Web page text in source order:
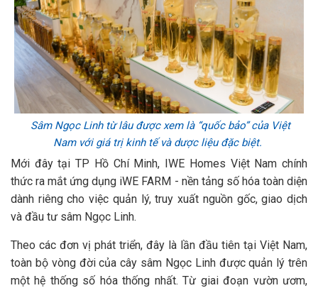
Sâm Ngọc Linh từ lâu được xem là “quốc bảo” của Việt
Nam với giá trị kinh tế và dược liệu đặc biệt.
Mới đây tại TP Hồ Chí Minh, IWE Homes Việt Nam chính
thức ra mắt ứng dụng iWE FARM - nền tảng số hóa toàn diện
dành riêng cho việc quản lý, truy xuất nguồn gốc, giao dịch
và đầu tư sâm Ngọc Linh.
Theo các đơn vị phát triển, đây là lần đầu tiên tại Việt Nam,
toàn bộ vòng đời của cây sâm Ngọc Linh được quản lý trên
một hệ thống số hóa thống nhất. Từ giai đoạn vườn ươm,